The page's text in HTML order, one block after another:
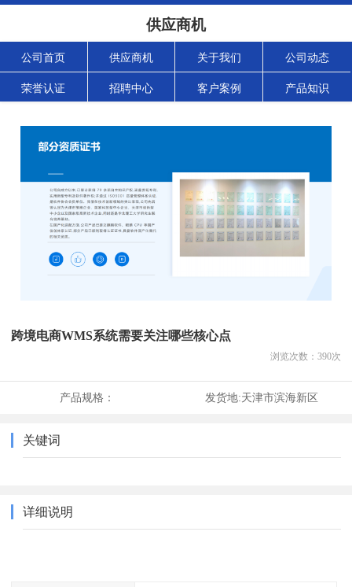
供应商机
公司首页 供应商机 关于我们 公司动态
荣誉认证 招聘中心 客户案例 产品知识
跨境电商WMS系统需要关注哪些核心点
浏览次数： 390次
产品规格： 发货地:天津市滨海新区
关键词
详细说明